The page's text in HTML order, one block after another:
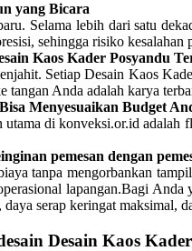
yang Bicara
Selama lebih dari satu
sehingga risiko
Kaos Kader Posyandu
Setiap Desain Kaos
tangan Anda adalah karya
Menyesuaikan Budget
utama di konveksi.or.id adalah
pemesan dengan
tanpa mengorbankan
lapangan.Bagi
serap keringat maksimal,
Desain Kaos